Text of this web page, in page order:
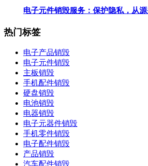
电子元件销毁服务：保护隐私，从
热门标签
电子产品销毁
电子元件销毁
主板销毁
手机配件销毁
硬盘销毁
电池销毁
电器销毁
电子元器件销毁
手机零件销毁
电子配件销毁
产品销毁
汽车配件销毁